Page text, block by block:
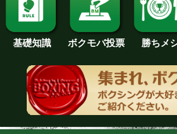
基礎知識 ボクモバ投票 勝ちメ